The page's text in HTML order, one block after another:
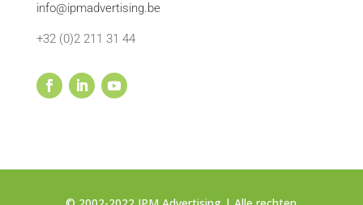
info@ipmadvertising.be
+32 (0)2 211 31 44